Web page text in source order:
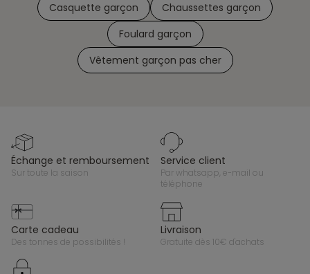
Casquette garçon
Chaussettes garçon
Foulard garçon
Vêtement garçon pas cher
échange et remboursement
sur toute la saison
service client
par whatsapp, e-mail ou
téléphone
carte cadeau
des tonnes de possibilités !
livraison
gratuite dès 10€ d'achats